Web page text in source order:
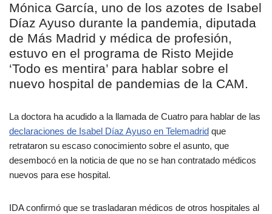
Mónica García, uno de los azotes de Isabel
Díaz Ayuso durante la pandemia, diputada
de Más Madrid y médica de profesión,
estuvo en el programa de Risto Mejide
‘Todo es mentira’ para hablar sobre el
nuevo hospital de pandemias de la CAM.
La doctora ha acudido a la llamada de Cuatro para hablar de las
declaraciones de Isabel Díaz Ayuso en Telemadrid que
retrataron su escaso conocimiento sobre el asunto, que
desembocó en la noticia de que no se han contratado médicos
nuevos para ese hospital.
IDA confirmó que se trasladaran médicos de otros hospitales al